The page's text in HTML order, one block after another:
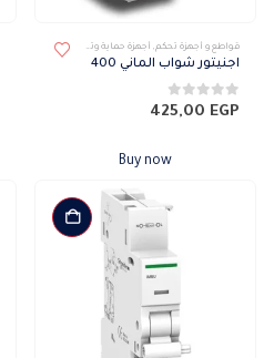
قواطع و أجهزة تحكم, أجهزة حماية وتحكم
اجنيتور شواب الماني 400
0من 5 425,00 EGP
Buy now